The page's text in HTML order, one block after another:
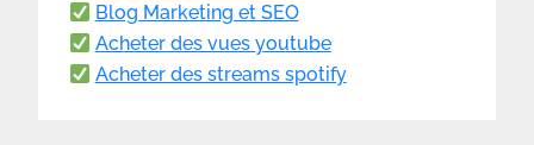
Blog Marketing et SEO
Acheter des vues youtube
Acheter des streams spotify